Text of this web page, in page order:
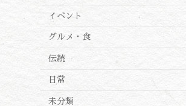
イベント
グルメ・食
伝統
日常
未分類